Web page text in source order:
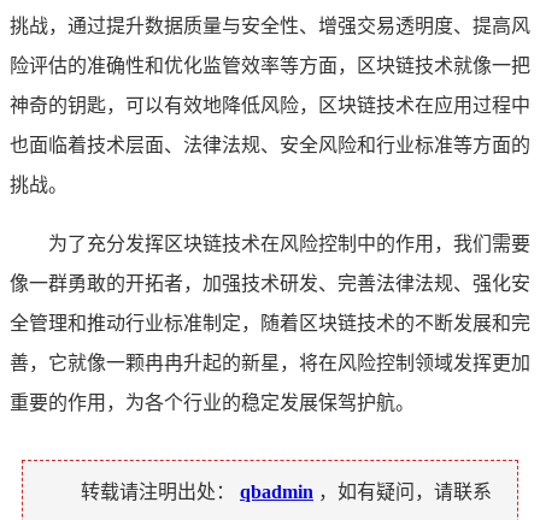
挑战，通过提升数据质量与安全性、增强交易透明度、提高风
险评估的准确性和优化监管效率等方面，区块链技术就像一把
神奇的钥匙，可以有效地降低风险，区块链技术在应用过程中
也面临着技术层面、法律法规、安全风险和行业标准等方面的
挑战。
为了充分发挥区块链技术在风险控制中的作用，我们需要
像一群勇敢的开拓者，加强技术研发、完善法律法规、强化安
全管理和推动行业标准制定，随着区块链技术的不断发展和完
善，它就像一颗冉冉升起的新星，将在风险控制领域发挥更加
重要的作用，为各个行业的稳定发展保驾护航。
转载请注明出处： qbadmin ，如有疑问，请联系